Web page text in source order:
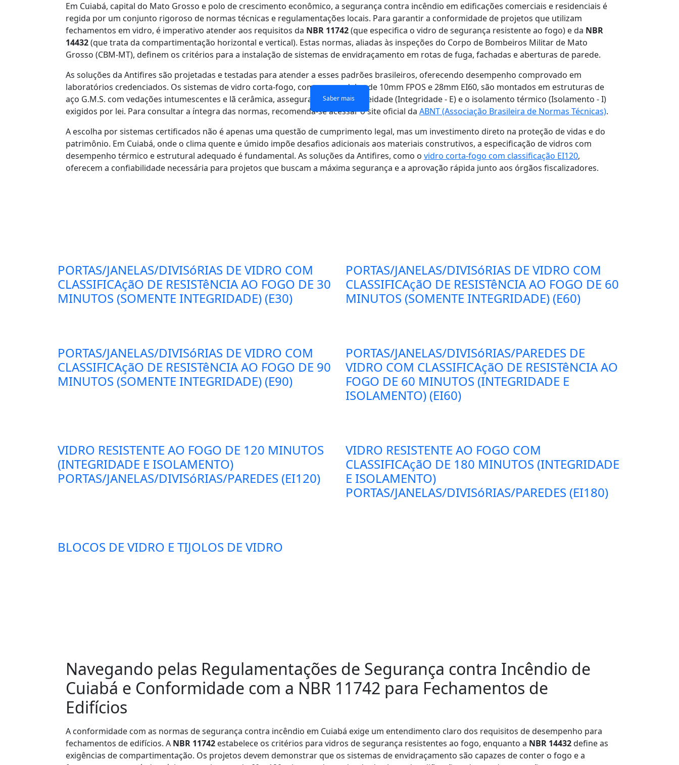
Saber mais
Saber mais
Saber mais
Saber mais
Em Cuiabá, capital do Mato Grosso e polo de crescimento econômico, a segurança contra incêndio em edificações comerciais e residenciais é
regida por um conjunto rigoroso de normas técnicas e regulamentações locais. Para garantir a conformidade de projetos que utilizam
fechamentos em vidro, é imperativo atender aos requisitos da NBR 11742(que especifica o vidro de segurança resistente ao fogo) e da NBR
14432(que trata da compartimentação horizontal e vertical). Estas normas, aliadas às inspeções do Corpo de Bombeiros Militar de Mato
Grosso (CBM-MT), definem os critérios para a instalação de sistemas de envidraçamento em rotas de fuga, fachadas e aberturas de parede.
As soluções da Antifires são projetadas e testadas para atender a esses padrões brasileiros, oferecendo desempenho comprovado em
laboratórios credenciados. Os sistemas de vidro corta-fogo, como os modelos de 10mm FPOS e 28mm EI60, são montados em estruturas de
aço G.M.S. com vedações intumescentes e lã cerâmica, assegurando a estanqueidade (Integridade - E) e o isolamento térmico (Isolamento - I)
exigidos por lei. Para consultar a íntegra das normas, recomenda-se acessar o site oficial da ABNT (Associação Brasileira de Normas Técnicas).
A escolha por sistemas certificados não é apenas uma questão de cumprimento legal, mas um investimento direto na proteção de vidas e do
patrimônio. Em Cuiabá, onde o clima quente e úmido impõe desafios adicionais aos materiais construtivos, a especificação de vidros com
desempenho térmico e estrutural adequado é fundamental. As soluções da Antifires, como o vidro corta-fogo com classificação EI120,
oferecem a confiabilidade necessária para projetos que buscam a máxima segurança e a aprovação rápida junto aos órgãos fiscalizadores.
PORTAS/JANELAS/DIVISóRIAS DE VIDRO COM
CLASSIFICAçãO DE RESISTêNCIA AO FOGO DE 30
MINUTOS (SOMENTE INTEGRIDADE) (E30)
PORTAS/JANELAS/DIVISóRIAS DE VIDRO COM
CLASSIFICAçãO DE RESISTêNCIA AO FOGO DE 60
MINUTOS (SOMENTE INTEGRIDADE) (E60)
PORTAS/JANELAS/DIVISóRIAS DE VIDRO COM
CLASSIFICAçãO DE RESISTêNCIA AO FOGO DE 90
MINUTOS (SOMENTE INTEGRIDADE) (E90)
PORTAS/JANELAS/DIVISóRIAS/PAREDES DE
VIDRO COM CLASSIFICAçãO DE RESISTêNCIA AO
FOGO DE 60 MINUTOS (INTEGRIDADE E
ISOLAMENTO) (EI60)
VIDRO RESISTENTE AO FOGO DE 120 MINUTOS
(INTEGRIDADE E ISOLAMENTO)
PORTAS/JANELAS/DIVISóRIAS/PAREDES (EI120)
VIDRO RESISTENTE AO FOGO COM
CLASSIFICAçãO DE 180 MINUTOS (INTEGRIDADE
E ISOLAMENTO)
PORTAS/JANELAS/DIVISóRIAS/PAREDES (EI180)
BLOCOS DE VIDRO E TIJOLOS DE VIDRO
Navegando pelas Regulamentações de Segurança contra Incêndio de
Cuiabá e Conformidade com a NBR 11742 para Fechamentos de
Edifícios
A conformidade com as normas de segurança contra incêndio em Cuiabá exige um entendimento claro dos requisitos de desempenho para
fechamentos de edifícios. A NBR 11742 estabelece os critérios para vidros de segurança resistentes ao fogo, enquanto a NBR 14432define as
exigências de compartimentação. Os projetos devem demonstrar que os sistemas de envidraçamento são capazes de conter o fogo e a